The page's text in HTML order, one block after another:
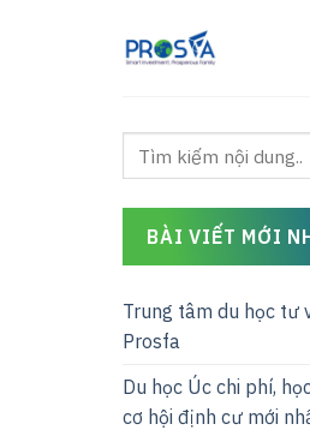
BÀI VIẾT MỚI
Trung tâm du học tư
Prosfa
Du học Úc chi phí,
cơ hội định cư mới